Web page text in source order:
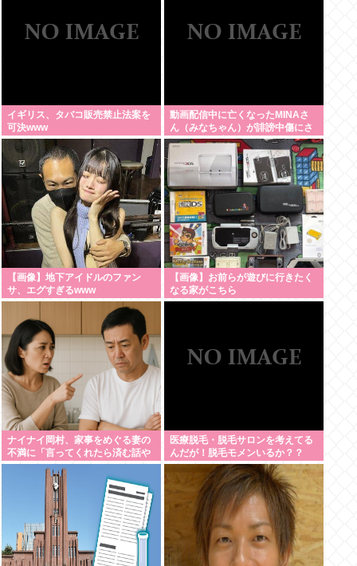
イギリス、タバコ販売禁止法案を
可決www
動画配信中に亡くなったMINAさ
ん（みなちゃん）が誹謗中傷にさ
らされた経緯がこちら…
【画像】地下アイドルのファン
サ、エグすぎるwww
【画像】お前らが遊びに行きたく
なる家がこちら
ナイナイ岡村、家事をめぐる妻の
不満に「言ってくれたら済む話や
ん」になるみ「バイトやったらク
ビやで」説教受け黙り込む | バイ
トちゃうやろ
医療脱毛・脱毛サロンを考えてる
んだが！脱毛モメンいるか？？